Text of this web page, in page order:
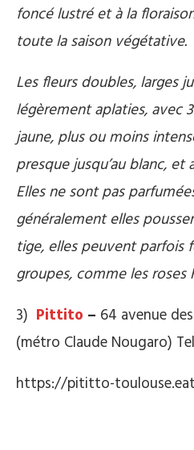
foncé lustré et à la
toute la saison végétative.
Les fleurs doubles, larges
légèrement aplaties, avec
jaune, plus ou moins
presque jusqu’au blanc,
Elles ne sont pas
généralement elles
tige, elles peuvent parfois
groupes, comme les roses
3) Pittito – 64 avenue
(métro Claude Nougaro)
https://pititto-